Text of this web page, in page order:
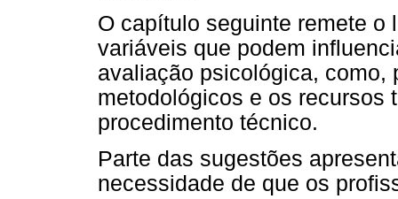
O capítulo seguinte remete o
variáveis que podem
avaliação psicológica, como,
metodológicos e os recursos
procedimento técnico.
Parte das sugestões
necessidade de que os